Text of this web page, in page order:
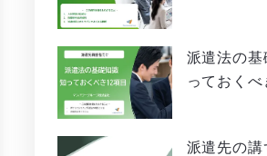
派遣法の
っておくべ
派遣先の講